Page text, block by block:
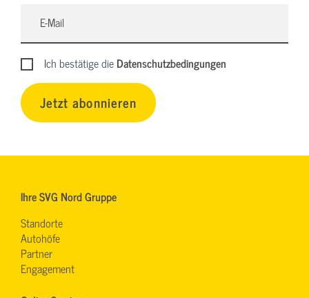
Ich bestätige dieDatenschutzbedingungen
Jetzt abonnieren
Ihre SVG Nord Gruppe
Standorte
Autohöfe
Partner
Engagement